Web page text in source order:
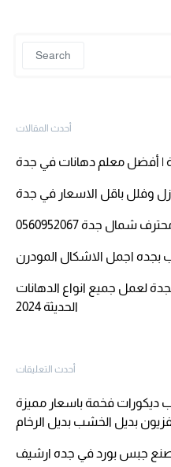
Search
أحدث المقالات
| أفضل معلم دهانات في جدة
وفلل باقل الاسعار في جدة
شمال جدة 0560952067
بجده اجمل الاشكال المودرن
لعمل جميع انواع الدهانات
الحديثة 2024
أحدث التعليقات
ديكورات فخمة باسعار مميزة
بديل الخشب بديل الرخام
جبس بورد في جده ارشيف